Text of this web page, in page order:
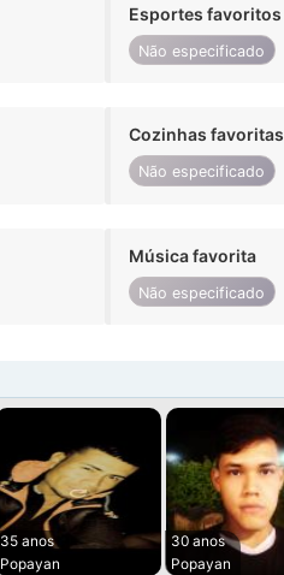
Esportes favoritos
Não especificado
Cozinhas favoritas
Não especificado
Música favorita
Não especificado
35 anos
Popayan
30 anos
Popayan